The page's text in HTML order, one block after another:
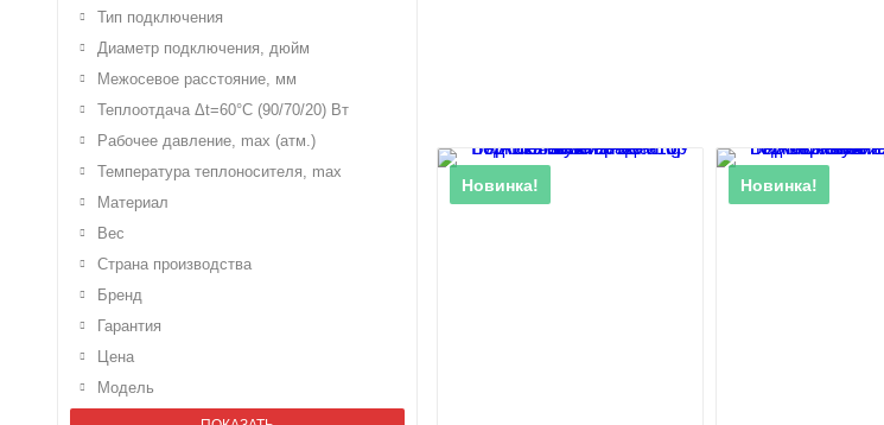
Тип подключения
Диаметр подключения, дюйм
Межосевое расстояние, мм
Теплоотдача Δt=60°C (90/70/20) Вт
Рабочее давление, max (атм.)
Температура теплоносителя, max
Материал
Вес
Страна производства
Бренд
Гарантия
Цена
Модель
Входит в линейку дизайнерских радиаторов P30 V.
Поставляется с 10-летней гарантией от производителя.
Новинка! Новинка!